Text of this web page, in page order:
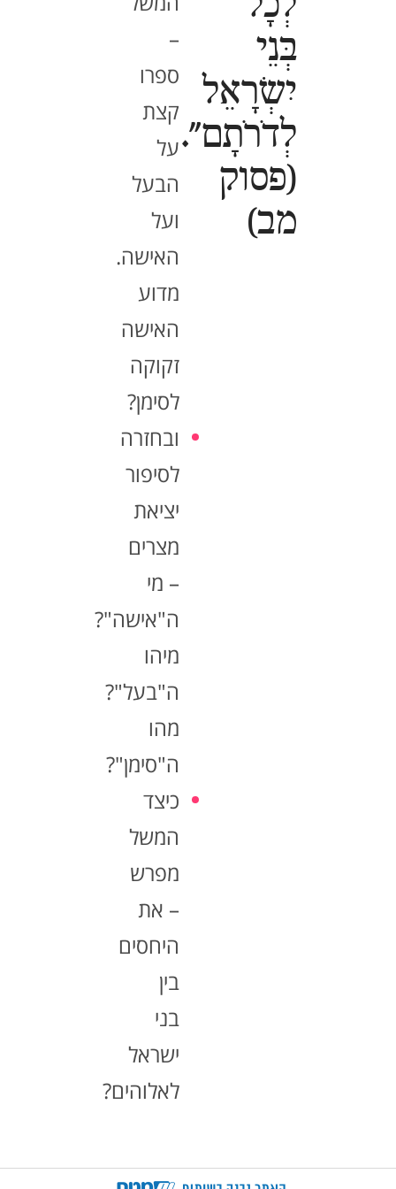
בְּנֵי
יִשְׂרָאֵל
לְדֹרֹתָם".
(פסוק
מב)
–
ספרו
קצת
על
הבעל
ועל
האישה.
מדוע
האישה
זקוקה
לסימן?
ובחזרה
לסיפור
יציאת
מצרים
– מי
ה"אישה"?
מיהו
ה"בעל"?
מהו
ה"סימן"?
כיצד
המשל
מפרש
– את
היחסים
בין
בני
ישראל
לאלוהים?